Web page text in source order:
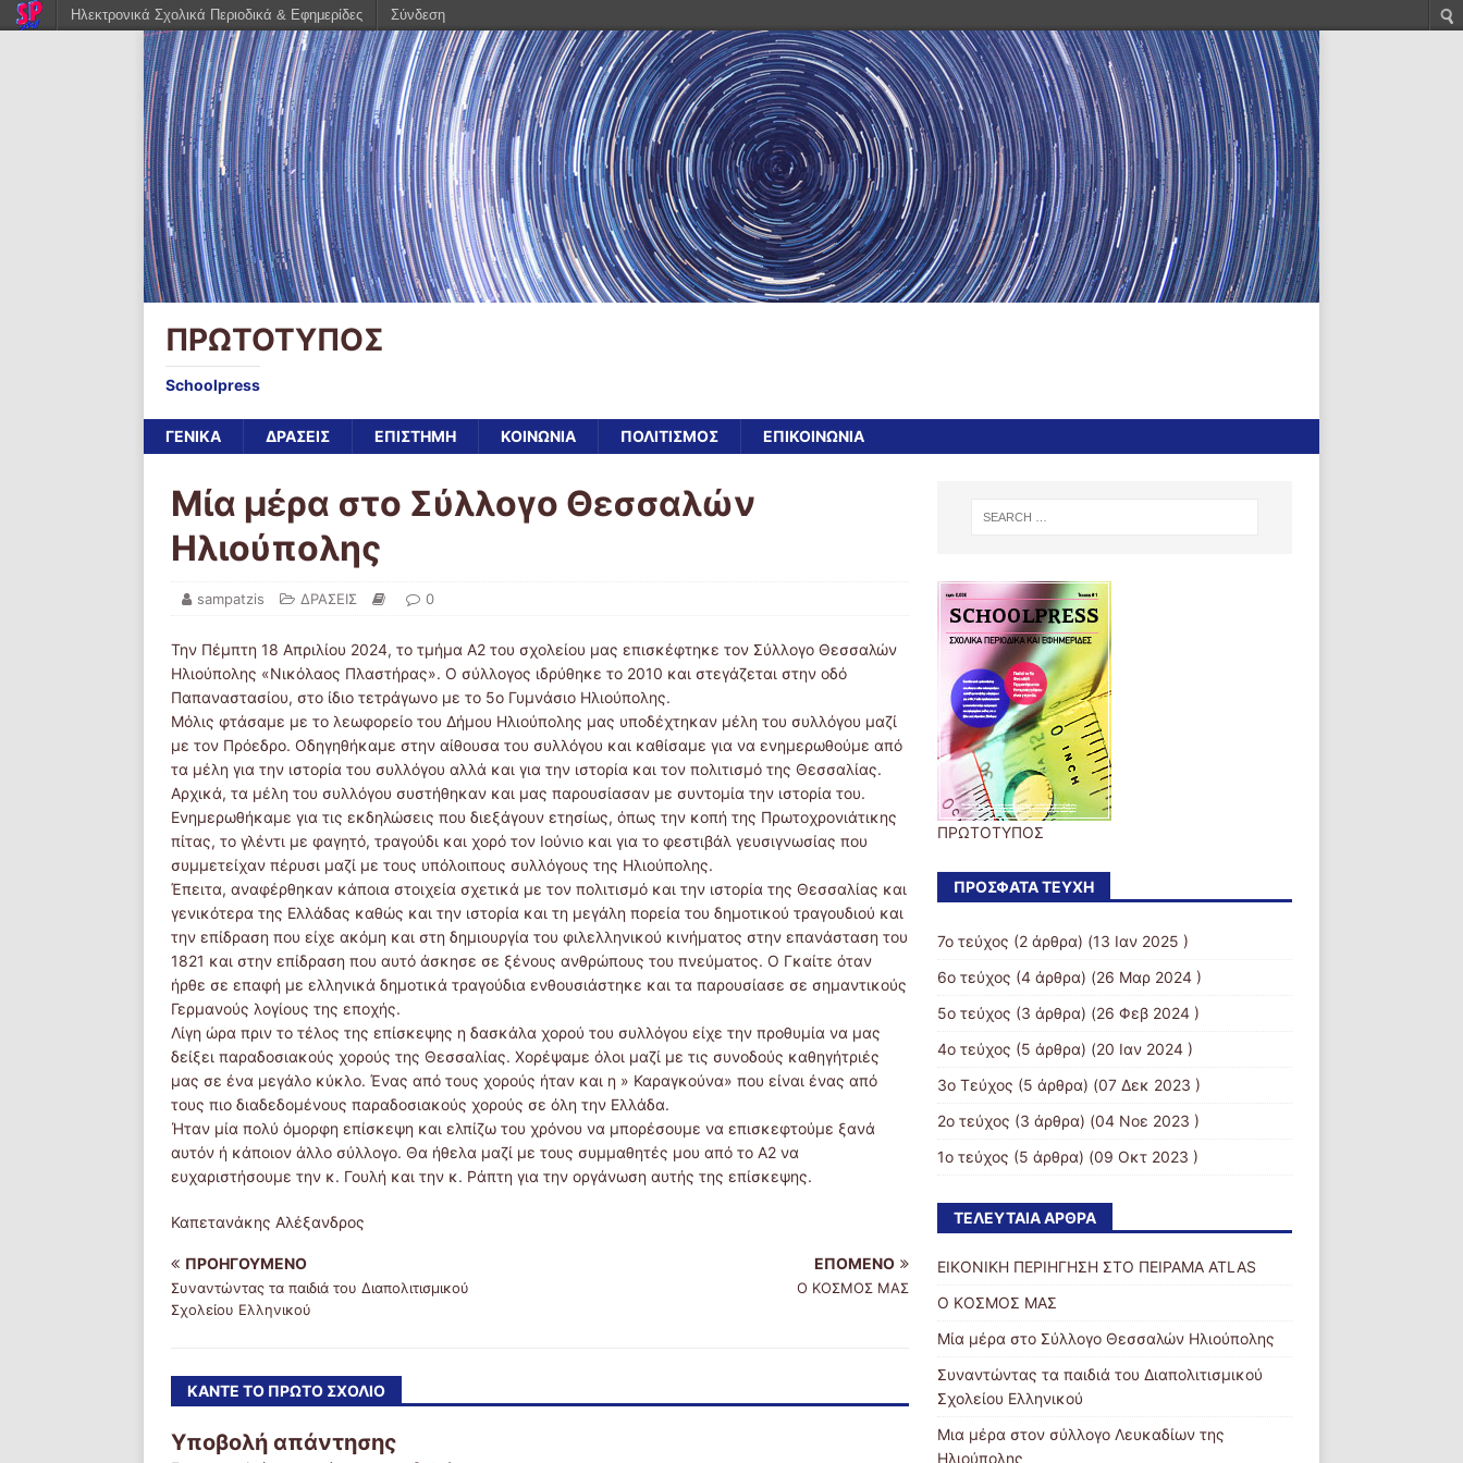
ΠΡΩΤΟΤΥΠΟΣ
Schoolpress
ΓΕΝΙΚΑ ΔΡΑΣΕΙΣ ΕΠΙΣΤΗΜΗ ΚΟΙΝΩΝΙΑ ΠΟΛΙΤΙΣΜΟΣ ΕΠΙΚΟΙΝΩΝΙΑ
Μία μέρα στο Σύλλογο Θεσσαλών
Ηλιούπολης
sampatzis ΔΡΑΣΕΙΣ 0
Την Πέμπτη 18 Απριλίου 2024, το τμήμα Α2 του σχολείου μας επισκέφτηκε τον Σύλλογο Θεσσαλών
Ηλιούπολης «Νικόλαος Πλαστήρας». Ο σύλλογος ιδρύθηκε το 2010 και στεγάζεται στην οδό
Παπαναστασίου, στο ίδιο τετράγωνο με το 5ο Γυμνάσιο Ηλιούπολης.
Μόλις φτάσαμε με το λεωφορείο του Δήμου Ηλιούπολης μας υποδέχτηκαν μέλη του συλλόγου μαζί
με τον Πρόεδρο. Οδηγηθήκαμε στην αίθουσα του συλλόγου και καθίσαμε για να ενημερωθούμε από
τα μέλη για την ιστορία του συλλόγου αλλά και για την ιστορία και τον πολιτισμό της Θεσσαλίας.
Αρχικά, τα μέλη του συλλόγου συστήθηκαν και μας παρουσίασαν με συντομία την ιστορία του.
Ενημερωθήκαμε για τις εκδηλώσεις που διεξάγουν ετησίως, όπως την κοπή της Πρωτοχρονιάτικης
πίτας, το γλέντι με φαγητό, τραγούδι και χορό τον Ιούνιο και για το φεστιβάλ γευσιγνωσίας που
συμμετείχαν πέρυσι μαζί με τους υπόλοιπους συλλόγους της Ηλιούπολης.
Έπειτα, αναφέρθηκαν κάποια στοιχεία σχετικά με τον πολιτισμό και την ιστορία της Θεσσαλίας και
γενικότερα της Ελλάδας καθώς και την ιστορία και τη μεγάλη πορεία του δημοτικού τραγουδιού και
την επίδραση που είχε ακόμη και στη δημιουργία του φιλελληνικού κινήματος στην επανάσταση του
1821 και στην επίδραση που αυτό άσκησε σε ξένους ανθρώπους του πνεύματος. Ο Γκαίτε όταν
ήρθε σε επαφή με ελληνικά δημοτικά τραγούδια ενθουσιάστηκε και τα παρουσίασε σε σημαντικούς
Γερμανούς λογίους της εποχής.
Λίγη ώρα πριν το τέλος της επίσκεψης η δασκάλα χορού του συλλόγου είχε την προθυμία να μας
δείξει παραδοσιακούς χορούς της Θεσσαλίας. Χορέψαμε όλοι μαζί με τις συνοδούς καθηγήτριές
μας σε ένα μεγάλο κύκλο. Ένας από τους χορούς ήταν και η » Καραγκούνα» που είναι ένας από
τους πιο διαδεδομένους παραδοσιακούς χορούς σε όλη την Ελλάδα.
Ήταν μία πολύ όμορφη επίσκεψη και ελπίζω του χρόνου να μπορέσουμε να επισκεφτούμε ξανά
αυτόν ή κάποιον άλλο σύλλογο. Θα ήθελα μαζί με τους συμμαθητές μου από το Α2 να
ευχαριστήσουμε την κ. Γουλή και την κ. Ράπτη για την οργάνωση αυτής της επίσκεψης.
Καπετανάκης Αλέξανδρος
ΠΡΟΗΓΟΎΜΕΝΟ
Συναντώντας τα παιδιά του Διαπολιτισμικού
Σχολείου Ελληνικού
ΕΠΌΜΕΝΟ
Ο ΚΟΣΜΟΣ ΜΑΣ
ΚΆΝΤΕ ΤΟ ΠΡΏΤΟ ΣΧΌΛΙΟ
Υποβολή απάντησης
ΠΡΩΤΟΤΥΠΟΣ
ΠΡΌΣΦΑΤΑ ΤΕΎΧΗ
7ο τεύχος (2 άρθρα) (13 Ιαν 2025 )
6ο τεύχος (4 άρθρα) (26 Μαρ 2024 )
5ο τεύχος (3 άρθρα) (26 Φεβ 2024 )
4ο τεύχος (5 άρθρα) (20 Ιαν 2024 )
3ο Τεύχος (5 άρθρα) (07 Δεκ 2023 )
2ο τεύχος (3 άρθρα) (04 Νοε 2023 )
1ο τεύχος (5 άρθρα) (09 Οκτ 2023 )
ΤΕΛΕΥΤΑΊΑ ΆΡΘΡΑ
ΕΙΚΟΝΙΚΗ ΠΕΡΙΗΓΗΣΗ ΣΤΟ ΠΕΙΡΑΜΑ ATLAS
Ο ΚΟΣΜΟΣ ΜΑΣ
Μία μέρα στο Σύλλογο Θεσσαλών Ηλιούπολης
Συναντώντας τα παιδιά του Διαπολιτισμικού
Σχολείου Ελληνικού
Μια μέρα στον σύλλογο Λευκαδίων της
Ηλιούπολης
Ηλεκτρονικά Σχολικά Περιοδικά & Εφημερίδες Σύνδεση